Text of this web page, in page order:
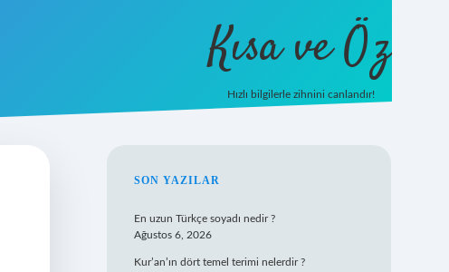
Kısa ve Öz
Hızlı bilgilerle zihnini canlandır!
SIDEBAR
SON YAZILAR
En uzun Türkçe soyadı nedir ?
Ağustos 6, 2026
Kur’an’ın dört temel terimi nelerdir ?